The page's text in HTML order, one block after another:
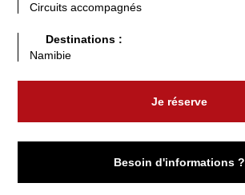
Circuits accompagnés
Destinations :
Namibie
Je réserve
Besoin d'informations ?